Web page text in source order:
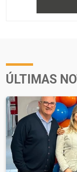
ÚLTIMAS